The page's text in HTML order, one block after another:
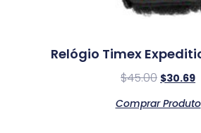
Relógio Timex
$45.00 $30.69
Comprar Produto